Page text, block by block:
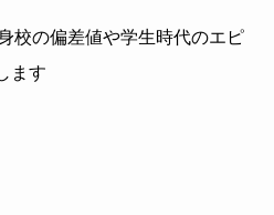
校の偏差値や学生時代のエピ
ます